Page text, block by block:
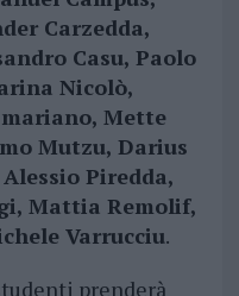
Carzedda,
Casu, Paolo
Nicolò,
Mette
Mutzu, Darius
Piredda,
Mattia Remolif,
Varrucciu.
prenderà